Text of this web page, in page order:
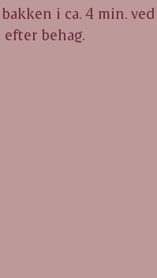
i ca. 4 min.
behag.